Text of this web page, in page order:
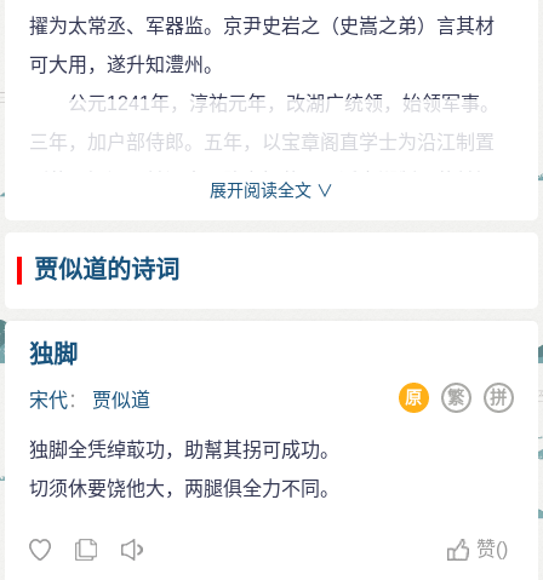
撑篙，十几个壮夫拼命推绞盘，船行如飞，一会便到宫
前，贾似道赶走正直的大臣，把大小朝政都交给大小门
客处理，自己每日在园中享乐，娼妓、尼姑、旧宫女都
被他弄来，日夜喝酒淫戏，只有年轻时结识的酒朋赌友
能进贾府。一天，贾丞相又趴在地上，与群妾斗蟋蟀
玩，一个熟悉的赌友拍拍他的肩膀，笑着说：“这就是平
相也狂笑起来。因此，当时人说：“朝中无宰相，湖上有
擢为太常丞、军器监。京尹史岩之（史嵩之弟）言其材
可大用，遂升知澧州。
公元1241年，淳祐元年，改湖广统领，始领军事。
三年，加户部侍郎。五年，以宝章阁直学士为沿江制置
副使，知江州兼江南西路安抚使，再迁京湖制置使兼知
年，以端明殿学士移镇两淮。宝祐二年（1254年）加同
年，加知枢密院事。六年，改两淮宣抚大使。其主要职
蒙古入侵
公元1233年，即为宋理宗绍定五年，蒙古向南宋政
府提倡“联蒙灭金”的条文，与蒙古结成盟友。后来于端平
展开阅读全文 ∨
贾似道的诗词
独脚
宋代： 贾似道 拼
繁
原
独脚全凭绰菆功，助幫其拐可成功。
切须休要饶他大，两腿俱全力不同。
赞()